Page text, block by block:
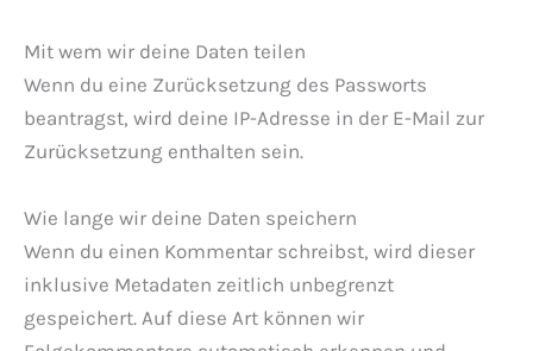
Mit wem wir deine Daten teilen
Wenn du eine Zurücksetzung des Passworts
beantragst, wird deine IP-Adresse in der E-Mail zur
Zurücksetzung enthalten sein.
Wie lange wir deine Daten speichern
Wenn du einen Kommentar schreibst, wird dieser
inklusive Metadaten zeitlich unbegrenzt
gespeichert. Auf diese Art können wir